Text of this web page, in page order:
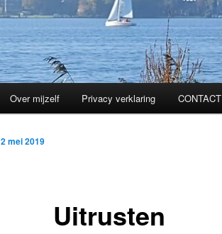
Over mijzelf Privacy verklaring CONTACT
Uitrusten
2 mei 2019